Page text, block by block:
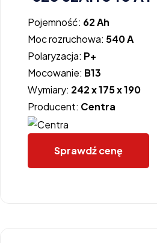
Pojemność: 62 Ah
Moc rozruchowa: 540 A
Polaryzacja: P+
Mocowanie: B13
Wymiary: 242 x 175 x 190
Producent: Centra
Sprawdź cenę